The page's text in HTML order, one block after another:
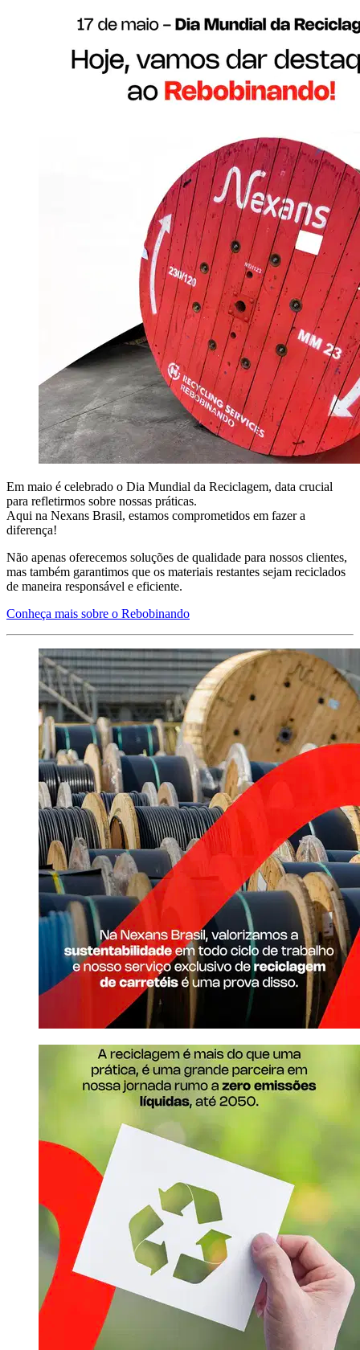
Em maio é celebrado o Dia Mundial da Reciclagem, data crucial
para refletirmos sobre nossas práticas.
Aqui na Nexans Brasil, estamos comprometidos em fazer a
diferença!
Não apenas oferecemos soluções de qualidade para nossos clientes,
mas também garantimos que os materiais restantes sejam reciclados
de maneira responsável e eficiente.
Conheça mais sobre o Rebobinando